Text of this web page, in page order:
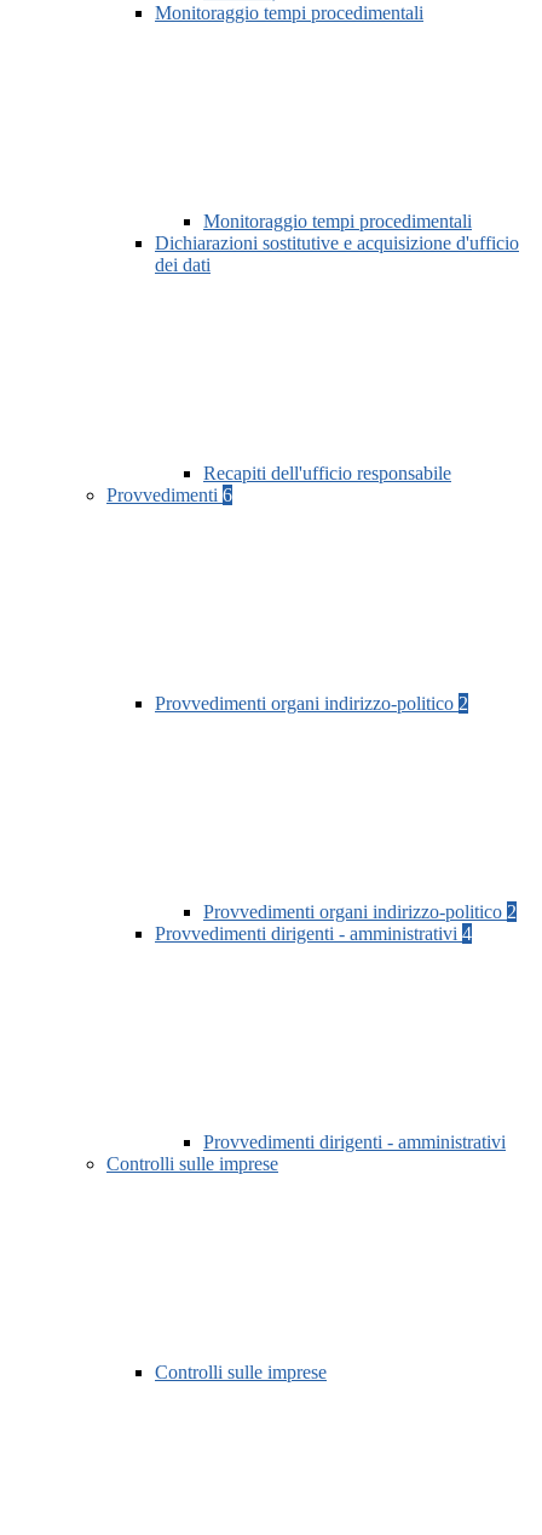
Monitoraggio tempi procedimentali
Monitoraggio tempi procedimentali
Dichiarazioni sostitutive e acquisizione d'ufficio
dei dati
Recapiti dell'ufficio responsabile
Provvedimenti 6
Provvedimenti organi indirizzo-politico 2
Provvedimenti organi indirizzo-politico 2
Provvedimenti dirigenti - amministrativi 4
Provvedimenti dirigenti - amministrativi
Controlli sulle imprese
Controlli sulle imprese